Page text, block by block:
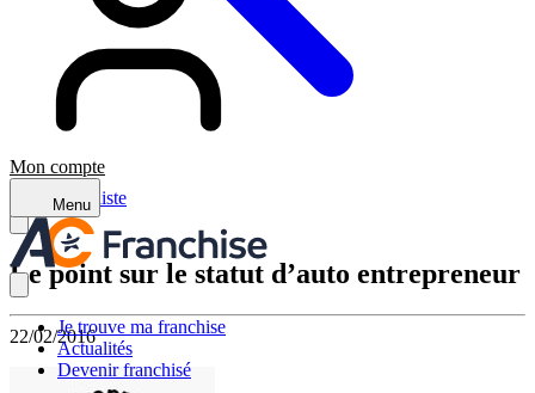
Mon compte
Menu
Je trouve ma franchise
Actualités
Devenir franchisé
Retour à la liste
Le point sur le statut d’auto entrepreneur
22/02/2016